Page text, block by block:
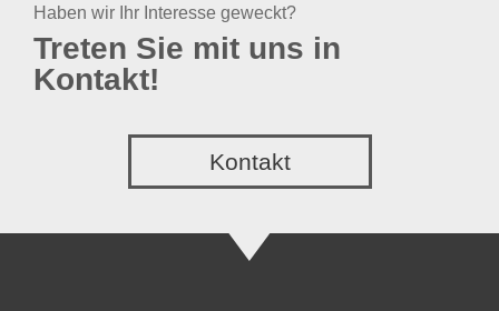
Haben wir Ihr Interesse geweckt?
Treten Sie mit uns in
Kontakt!
Kontakt